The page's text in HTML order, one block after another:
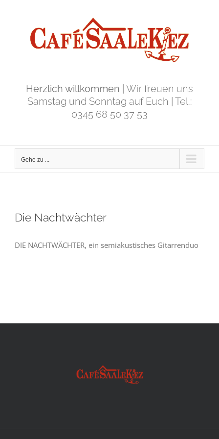
Herzlich willkommen | Wir freuen uns
Samstag und Sonntag auf Euch | Tel.:
0345 68 50 37 53
Gehe zu ...
Die Nachtwächter
DIE NACHTWÄCHTER, ein semiakustisches Gitarrenduo